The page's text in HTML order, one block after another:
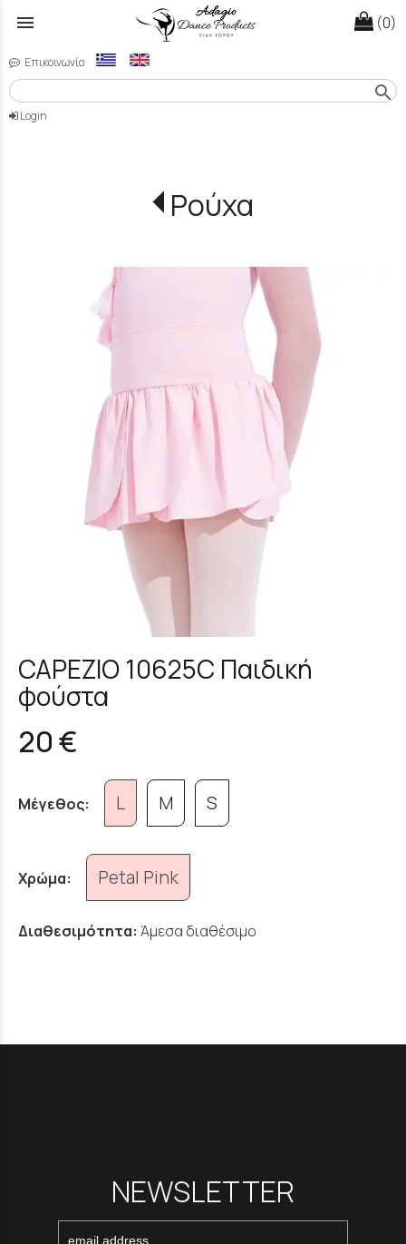
menu (0)
Επικοινωνία
search
Login
Ρούχα
CAPEZIO 10625C Παιδική
φούστα
20 €
Μέγεθος: L M S
Χρώμα: Petal Pink
Διαθεσιμότητα: Άμεσα διαθέσιμο
NEWSLETTER